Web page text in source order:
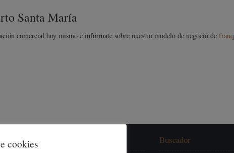
Santa María
comercial hoy mismo e infórmate sobre nuestro modelo de negocio de
Redes Sociales Buscador
cookies